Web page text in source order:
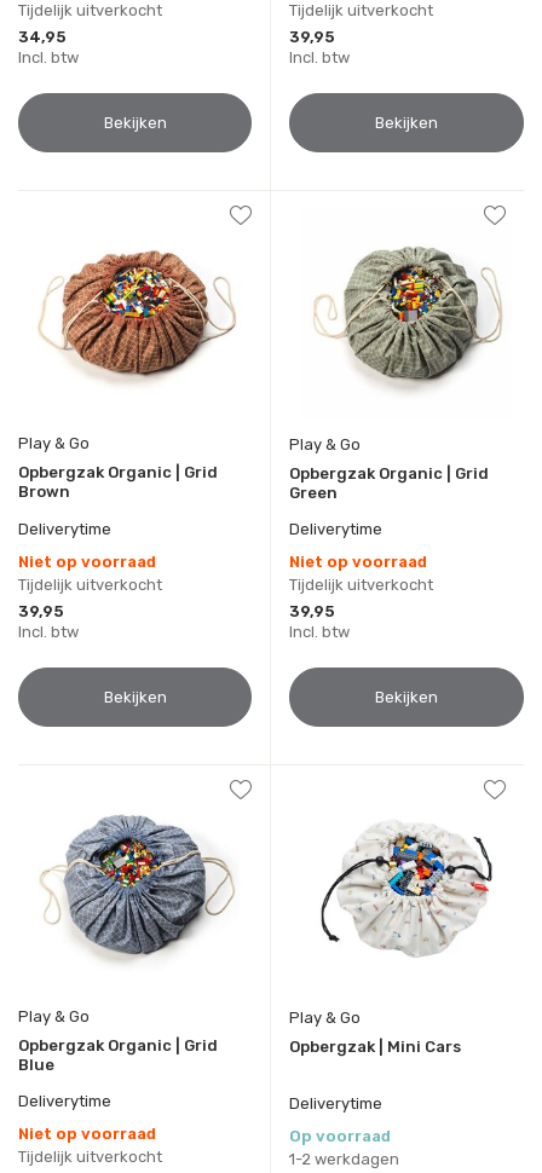
Tijdelijk uitverkocht
34,95
Incl. btw
Bekijken
Tijdelijk uitverkocht
39,95
Incl. btw
Bekijken
Play & Go
Opbergzak Organic | Grid
Brown
Deliverytime
Niet op voorraad
Tijdelijk uitverkocht
39,95
Incl. btw
Bekijken
Play & Go
Opbergzak Organic | Grid
Green
Deliverytime
Niet op voorraad
Tijdelijk uitverkocht
39,95
Incl. btw
Bekijken
Play & Go
Opbergzak Organic | Grid
Blue
Deliverytime
Niet op voorraad
Tijdelijk uitverkocht
Play & Go
Opbergzak | Mini Cars
Deliverytime
Op voorraad
1-2 werkdagen